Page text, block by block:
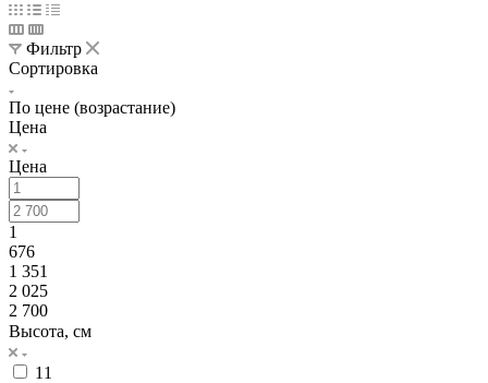
Фильтр
Сортировка
По цене (возрастание)
Цена
Цена
1
676
1 351
2 025
2 700
Высота, см
11